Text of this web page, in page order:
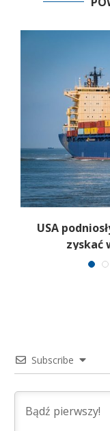
USA
zyskać
Subscribe